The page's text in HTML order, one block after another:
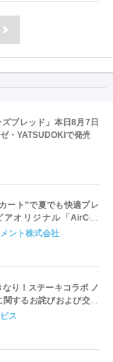
ブレッド」本日8月7日
・YATSUDOKIで発売
ート”で夏でも快適プレ
リジナル「AirCon
入 | ＰＧＭ
ント株式会社
り！ステーキコラボ ノ
するお詫びおよび交換
ス